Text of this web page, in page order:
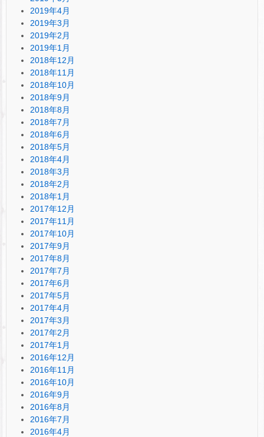
2019年4月
2019年3月
2019年2月
2019年1月
2018年12月
2018年11月
2018年10月
2018年9月
2018年8月
2018年7月
2018年6月
2018年5月
2018年4月
2018年3月
2018年2月
2018年1月
2017年12月
2017年11月
2017年10月
2017年9月
2017年8月
2017年7月
2017年6月
2017年5月
2017年4月
2017年3月
2017年2月
2017年1月
2016年12月
2016年11月
2016年10月
2016年9月
2016年8月
2016年7月
2016年4月